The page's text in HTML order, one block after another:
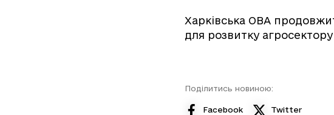
Харківська ОВА
для розвитку
Поділитись новиною:
Facebook Twitter